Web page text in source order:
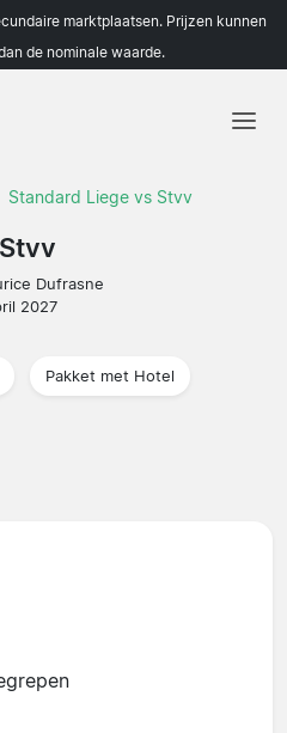
marktplaatsen. Prijzen kunnen
de nominale waarde.
Standard Liege vs Stvv
Dufrasne
2027
Pakket met Hotel